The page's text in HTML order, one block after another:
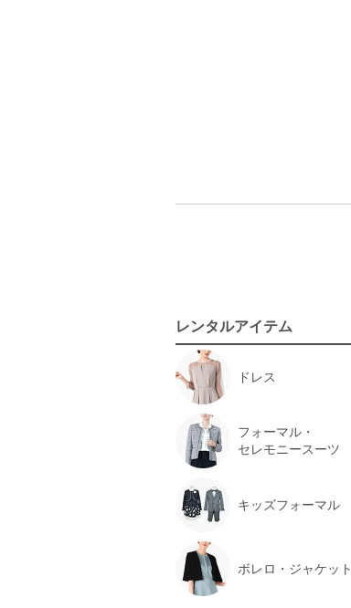
レンタルアイテム
ドレス
フォーマル・
セレモニースーツ
キッズフォーマル
ボレロ・ジャケット